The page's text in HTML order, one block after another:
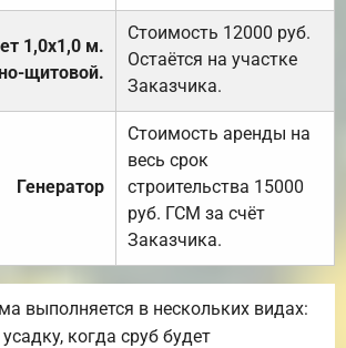
1,0х1,0 м.
щитовой.
Стоимость 12000 руб.
Остаётся на участке
Заказчика.
Генератор
Стоимость аренды на
весь срок
строительства 15000
руб. ГСМ за счёт
Заказчика.
выполняется в нескольких видах:
когда сруб будет